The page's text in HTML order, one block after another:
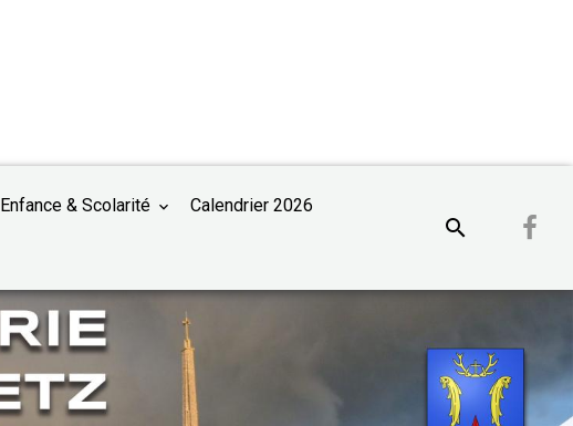
Enfance & Scolarité Calendrier 2026